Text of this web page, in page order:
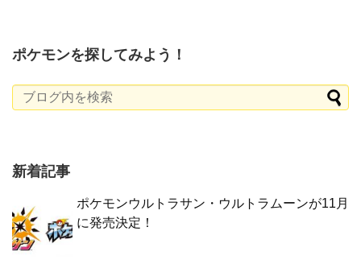
ポケモンを探してみよう！
新着記事
ポケモンウルトラサン・ウルトラムーンが11月
に発売決定！